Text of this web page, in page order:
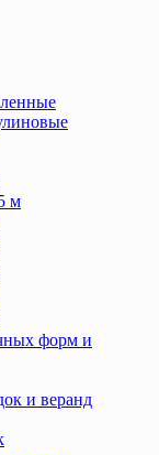
м
форм и
и веранд